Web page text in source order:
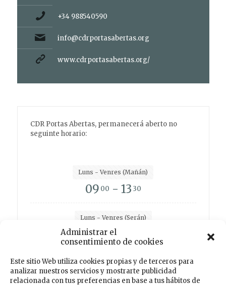
Administrar el
consentimiento de cookies
Este sitio Web utiliza cookies propias y de terceros para
analizar nuestros servicios y mostrarte publicidad
relacionada con tus preferencias en base a tus hábitos de
+34 988540590
info@cdrportasabertas.org
www.cdrportasabertas.org/
CDR Portas Abertas, permanecerá aberto no
seguinte horario:
Luns - Venres (Mañán)
09 00 - 13 30
Luns - Venres (Serán)
1500- 19
Facebook Instagram Twitter TikTok